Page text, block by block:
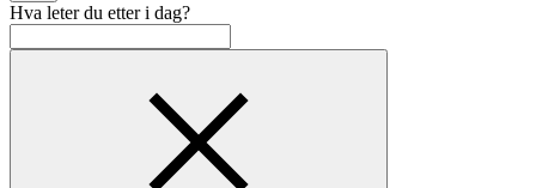
Hva leter du etter i dag?